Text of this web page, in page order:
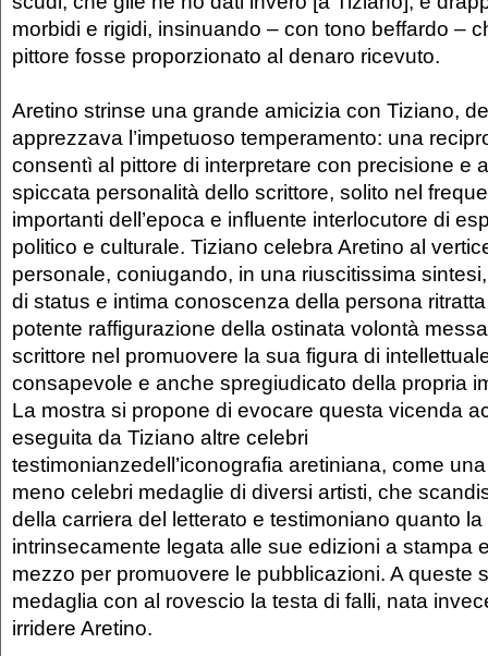
morbidi e rigidi, insinuando – con tono beffardo –
pittore fosse proporzionato al denaro ricevuto.
Aretino strinse una grande amicizia con Tiziano,
apprezzava l’impetuoso temperamento: una
consentì al pittore di interpretare con precisione e
spiccata personalità dello scrittore, solito nel
importanti dell’epoca e influente interlocutore di
politico e culturale. Tiziano celebra Aretino al
personale, coniugando, in una riuscitissima
di status e intima conoscenza della persona
potente raffigurazione della ostinata volontà
scrittore nel promuovere la sua figura di
consapevole e anche spregiudicato della propria
La mostra si propone di evocare questa vicenda
eseguita da Tiziano altre celebri
testimonianzedell’iconografia aretiniana, come
meno celebri medaglie di diversi artisti, che
della carriera del letterato e testimoniano quanto la
intrinsecamente legata alle sue edizioni a stampa
mezzo per promuovere le pubblicazioni. A queste
medaglia con al rovescio la testa di falli, nata
irridere Aretino.